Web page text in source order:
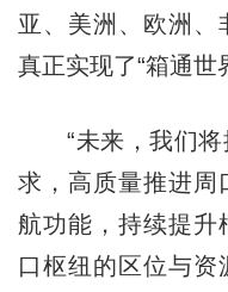
亚、美洲、欧洲、
真正实现了“箱通世
“未来，我们将
求，高质量推进周
航功能，持续提升
口枢纽的区位与资